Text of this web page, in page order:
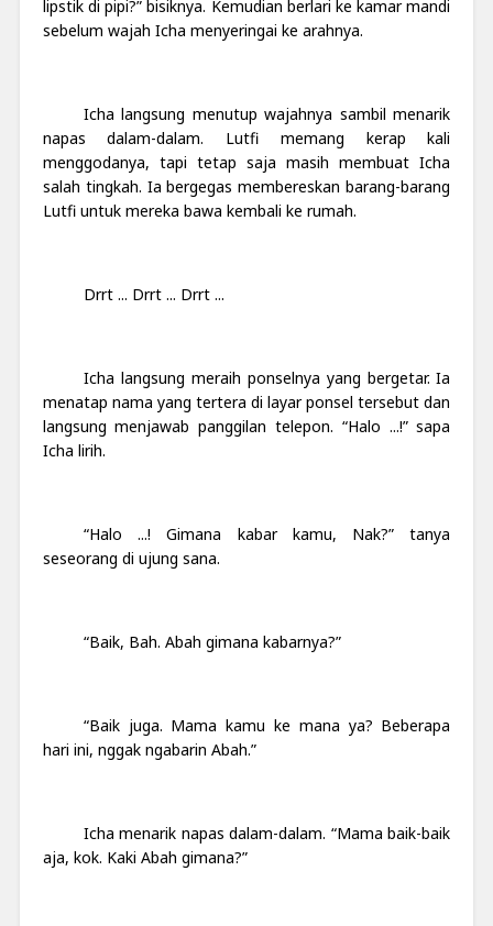
lipstik di pipi?” bisiknya. Kemudian berlari ke kamar mandi
sebelum wajah Icha menyeringai ke arahnya.
Icha langsung menutup wajahnya sambil menarik
napas dalam-dalam. Lutfi memang kerap kali
menggodanya, tapi tetap saja masih membuat Icha
salah tingkah. Ia bergegas membereskan barang-barang
Lutfi untuk mereka bawa kembali ke rumah.
Drrt ... Drrt ... Drrt ...
Icha langsung meraih ponselnya yang bergetar. Ia
menatap nama yang tertera di layar ponsel tersebut dan
langsung menjawab panggilan telepon. “Halo ...!” sapa
Icha lirih.
“Halo ...! Gimana kabar kamu, Nak?” tanya
seseorang di ujung sana.
“Baik, Bah. Abah gimana kabarnya?”
“Baik juga. Mama kamu ke mana ya? Beberapa
hari ini, nggak ngabarin Abah.”
Icha menarik napas dalam-dalam. “Mama baik-baik
aja, kok. Kaki Abah gimana?”